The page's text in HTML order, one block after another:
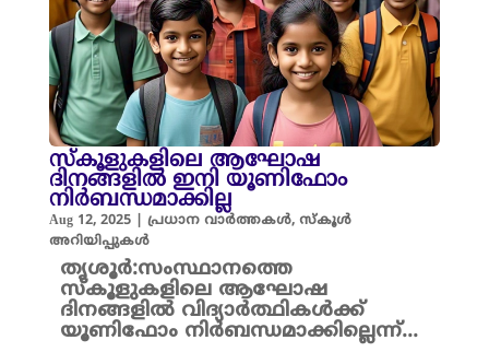
സ്‌കൂളുകളിലെ ആഘോഷ
ദിനങ്ങളിൽ ഇനി യൂണിഫോം
നിർബന്ധമാക്കില്ല
Aug 12, 2025| പ്രധാന വാർത്തകൾ, സ്കൂൾ
അറിയിപ്പുകൾ
തൃശൂർ:സംസ്ഥാനത്തെ
സ്‌കൂളുകളിലെ ആഘോഷ
ദിനങ്ങളിൽ വിദ്യാർത്ഥികൾക്ക്
യൂണിഫോം നിർബന്ധമാക്കില്ലെന്ന്...